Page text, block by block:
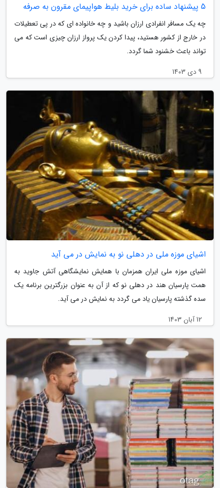
5 پیشنهاد ساده برای خرید بلیط هواپیمای مقرون به صرفه
چه یک مسافر انفرادی ارزان باشید و چه خانواده ای که در پی تعطیلات
در خارج از کشور هستید، پیدا کردن یک پرواز ارزان چیزی است که می
تواند باعث خشنود شما گردد.
9 دی 1403
اشیای موزه ملی در دهلی نو به نمایش در می آید
اشیای موزه ملی ایران همزمان با همایش نمایشگاهی آتش جاوید به
همت پارسیان هند در دهلی نو که از آن به عنوان بزرگترین برنامه یک
سده گذشته پارسیان یاد می گردد به نمایش در می آید.
12 آبان 1403